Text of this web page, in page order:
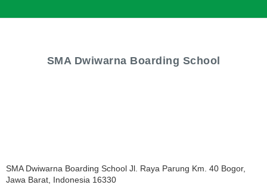
SMA Dwiwarna Boarding School
SMA Dwiwarna Boarding School Jl. Raya Parung Km. 40 Bogor,
Jawa Barat, Indonesia 16330